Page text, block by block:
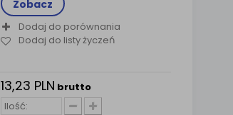
Zobacz
Dodaj do porównania
Dodaj do listy życzeń
13,23 PLN brutto